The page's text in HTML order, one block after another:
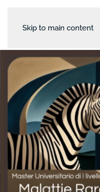
Skip to main content